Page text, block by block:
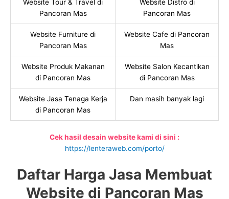
Website Tour & Travel di
Pancoran Mas
Website Distro di
Pancoran Mas
Website Furniture di
Pancoran Mas
Website Cafe di Pancoran
Mas
Website Produk Makanan
di Pancoran Mas
Website Salon Kecantikan
di Pancoran Mas
Website Jasa Tenaga Kerja
di Pancoran Mas
Dan masih banyak lagi
Cek hasil desain website kami di sini :
https://lenteraweb.com/porto/
Daftar Harga Jasa Membuat
Website di Pancoran Mas